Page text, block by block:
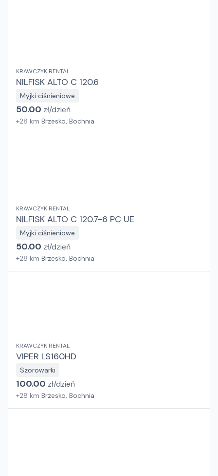
KRAWCZYK RENTAL
NILFISK ALTO C 120.6
Myjki ciśnieniowe
50.00 zł/dzień
+28 km Brzesko, Bochnia
KRAWCZYK RENTAL
NILFISK ALTO C 120.7-6 PC UE
Myjki ciśnieniowe
50.00 zł/dzień
+28 km Brzesko, Bochnia
KRAWCZYK RENTAL
VIPER LS160HD
Szorowarki
100.00 zł/dzień
+28 km Brzesko, Bochnia